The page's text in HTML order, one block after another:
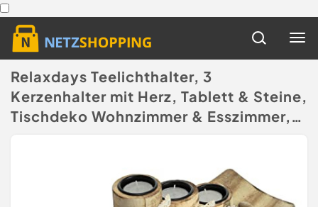
Relaxdays Teelichthalter, 3
Kerzenhalter mit Herz, Tablett & Steine,
Tischdeko Wohnzimmer & Esszimmer,